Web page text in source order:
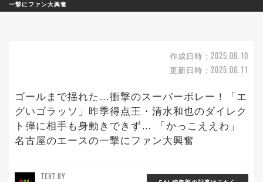
一撃にファン大興奮
作成日時： 2025.06.10
更新日時： 2025.06.11
ゴールまで揺れた…衝撃のスーパーボレー！「エ
グいゴラッソ」昨季得点王・清水和也のダイレク
ト弾に相手も身動きできず… 「かっこええわ」
名古屋のエースの一撃にファン大興奮
TEXT BY